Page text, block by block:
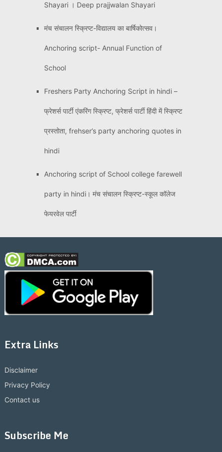
Shayari । Deep prajjwalan Shayari
मंच संचालन स्क्रिप्ट-विद्यालय का बार्षिकोत्सव।
Anchoring script- Annual Function of
School
Freshers Party Anchoring Script in hindi –
फ्रेशर्स पार्टी एंकरिंग स्क्रिप्ट, फ्रेशर्स पार्टी हिंदी में स्क्रिप्ट
प्रस्तोता, frehser’s party anchoring quotes in
hindi
Anchoring script of School college farewell
party in hindi। मंच संचालन स्क्रिप्ट-स्कूल कॉलेज
फेयरवेल पार्टी
Extra Links
Disclaimer
Privacy Policy
Contact us
Subscribe Me